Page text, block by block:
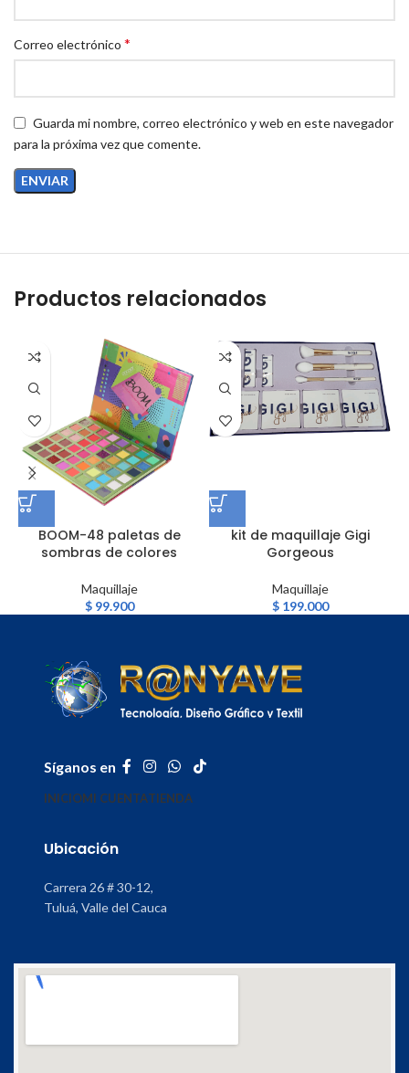
Correo electrónico *
Guarda mi nombre, correo electrónico y web en este navegador
para la próxima vez que comente.
Productos relacionados
BOOM-48 paletas de
sombras de colores
Maquillaje
$99.900
kit de maquillaje Gigi
Gorgeous
Maquillaje
$199.000
Síganos en
INICIOMI CUENTATIENDA
Ubicación
Carrera 26 # 30-12,
Tuluá, Valle del Cauca